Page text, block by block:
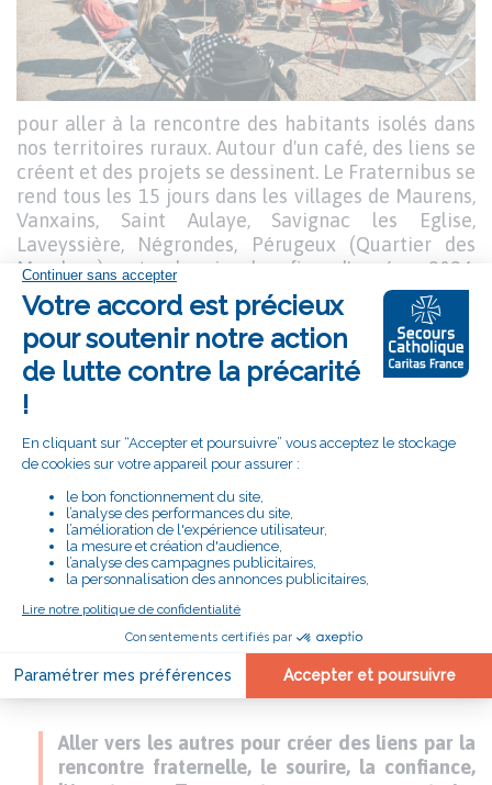
pour aller à la rencontre des habitants isolés dans
nos territoires ruraux. Autour d'un café, des liens se
créent et des projets se dessinent. Le Fraternibus se
rend tous les 15 jours dans les villages de Maurens,
Vanxains, Saint Aulaye, Savignac les Eglise,
Laveyssière, Négrondes, Pérugeux (Quartier des
Mondoux) et depuis la fin d'année 2024,
Castillonnes. Grâce au succès de cet accueil mobile,
d'autres projets dans de nouveaux villages sont en
construction.
LE PETIT CAFE MOBILE
Depuis le début de l'année 2021, l'équipe de
Marmande va à la rencontre d'acteurs et
d'habitants de communes rurales isolées pour
réfléchir ensemble à des projets innovants pour
rompre l'isolement et ainsi développer des espaces
de solidarité mobiles.
Aller vers les autres pour créer des liens par la
rencontre fraternelle, le sourire, la confiance,